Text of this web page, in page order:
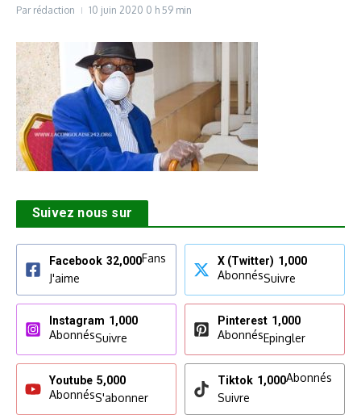
Par rédaction 10 juin 2020 0 h 59 min
Suivez nous sur
Facebook 32,000Fans
J'aime
X (Twitter) 1,000
AbonnésSuivre
Instagram 1,000
AbonnésSuivre
Pinterest 1,000
AbonnésEpingler
Youtube 5,000
AbonnésS'abonner
Tiktok 1,000Abonnés
Suivre